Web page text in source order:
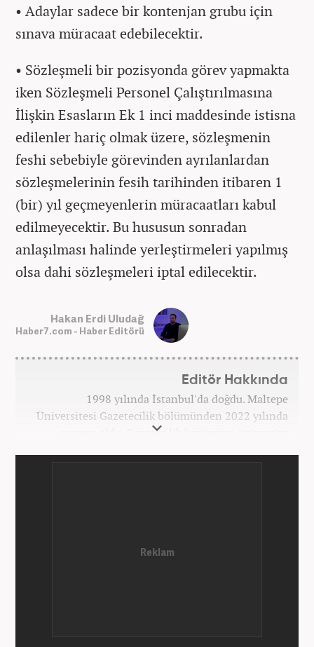
• Adaylar sadece bir kontenjan grubu için
sınava müracaat edebilecektir.
• Sözleşmeli bir pozisyonda görev yapmakta
iken Sözleşmeli Personel Çalıştırılmasına
İlişkin Esasların Ek 1 inci maddesinde istisna
edilenler hariç olmak üzere, sözleşmenin
feshi sebebiyle görevinden ayrılanlardan
sözleşmelerinin fesih tarihinden itibaren 1
(bir) yıl geçmeyenlerin müracaatları kabul
edilmeyecektir. Bu hususun sonradan
anlaşılması halinde yerleştirmeleri yapılmış
olsa dahi sözleşmeleri iptal edilecektir.
Hakan Erdi Uludağ
Haber7.com - Haber Editörü
Editör Hakkında
1998 yılında İstanbul'da doğdu. Maltepe
Üniversitesi Gazetecilik bölümünden 2022 yılında
mezun oldu. Gazetecilik kariyerine üniversite